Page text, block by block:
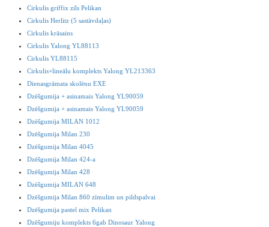
Cirkulis griffix zils Pelikan
Cirkulis Herlitz (5 sastāvdaļas)
Cirkulis krāsains
Cirkulis Yalong YL88113
Cirkulis YL88115
Cirkulis+lineālu komplekts Yalong YL213363
Dienasgrāmata skolēnu EXE
Dzēšgumija + asinamais Yalong YL90059
Dzēšgumija + asinamais Yalong YL90059
Dzēšgumija MILAN 1012
Dzēšgumija Milan 230
Dzēšgumija Milan 4045
Dzēšgumija Milan 424-a
Dzēšgumija Milan 428
Dzēšgumija MILAN 648
Dzēšgumija Milan 860 zīmulim un pildspalvai
Dzēšgumija pastel mix Pelikan
Dzēšgumiju komplekts 6gab Dinosaur Yalong